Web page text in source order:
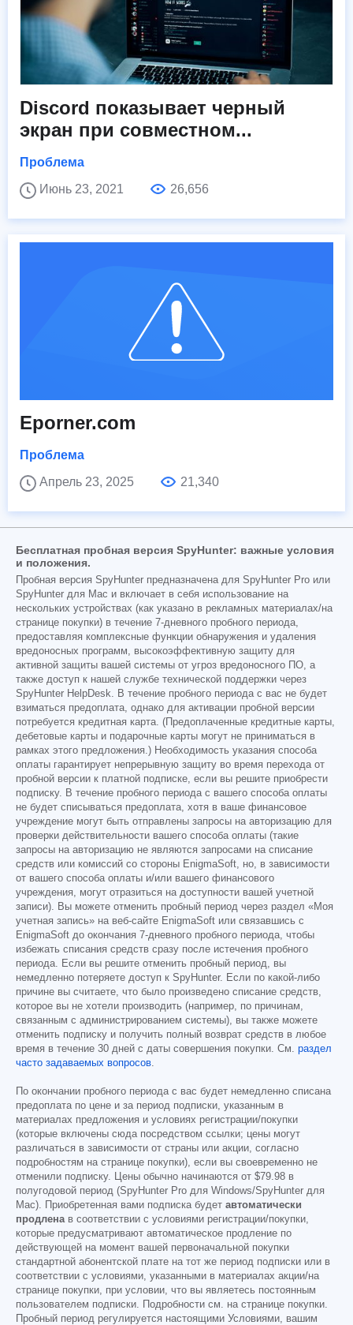
Discord показывает черный
экран при совместном...
Проблема
Июнь 23, 2021
26,656
Eporner.com
Проблема
Апрель 23, 2025
21,340
Бесплатная пробная версия SpyHunter: важные условия
и положения.
Пробная версия SpyHunter предназначена для SpyHunter Pro или
SpyHunter для Mac и включает в себя использование на
нескольких устройствах (как указано в рекламных материалах/на
странице покупки) в течение 7-дневного пробного периода,
предоставляя комплексные функции обнаружения и удаления
вредоносных программ, высокоэффективную защиту для
активной защиты вашей системы от угроз вредоносного ПО, а
также доступ к нашей службе технической поддержки через
SpyHunter HelpDesk. В течение пробного периода с вас не будет
взиматься предоплата, однако для активации пробной версии
потребуется кредитная карта. (Предоплаченные кредитные карты,
дебетовые карты и подарочные карты могут не приниматься в
рамках этого предложения.) Необходимость указания способа
оплаты гарантирует непрерывную защиту во время перехода от
пробной версии к платной подписке, если вы решите приобрести
подписку. В течение пробного периода с вашего способа оплаты
не будет списываться предоплата, хотя в ваше финансовое
учреждение могут быть отправлены запросы на авторизацию для
проверки действительности вашего способа оплаты (такие
запросы на авторизацию не являются запросами на списание
средств или комиссий со стороны EnigmaSoft, но, в зависимости
от вашего способа оплаты и/или вашего финансового
учреждения, могут отразиться на доступности вашей учетной
записи). Вы можете отменить пробный период через раздел «Моя
учетная запись» на веб-сайте EnigmaSoft или связавшись с
EnigmaSoft до окончания 7-дневного пробного периода, чтобы
избежать списания средств сразу после истечения пробного
периода. Если вы решите отменить пробный период, вы
немедленно потеряете доступ к SpyHunter. Если по какой-либо
причине вы считаете, что было произведено списание средств,
которое вы не хотели производить (например, по причинам,
связанным с администрированием системы), вы также можете
отменить подписку и получить полный возврат средств в любое
время в течение 30 дней с даты совершения покупки. См. раздел
часто задаваемых вопросов.
По окончании пробного периода с вас будет немедленно списана
предоплата по цене и за период подписки, указанным в
материалах предложения и условиях регистрации/покупки
(которые включены сюда посредством ссылки; цены могут
различаться в зависимости от страны или акции, согласно
подробностям на странице покупки), если вы своевременно не
отменили подписку. Цены обычно начинаются от $79.98 в
полугодовой период (SpyHunter Pro для Windows/SpyHunter для
Mac). Приобретенная вами подписка будет автоматически
продленав соответствии с условиями регистрации/покупки,
которые предусматривают автоматическое продление по
действующей на момент вашей первоначальной покупки
стандартной абонентской плате на тот же период подписки или в
соответствии с условиями, указанными в материалах акции/на
странице покупки, при условии, что вы являетесь постоянным
пользователем подписки. Подробности см. на странице покупки.
Пробный период регулируется настоящими Условиями, вашим